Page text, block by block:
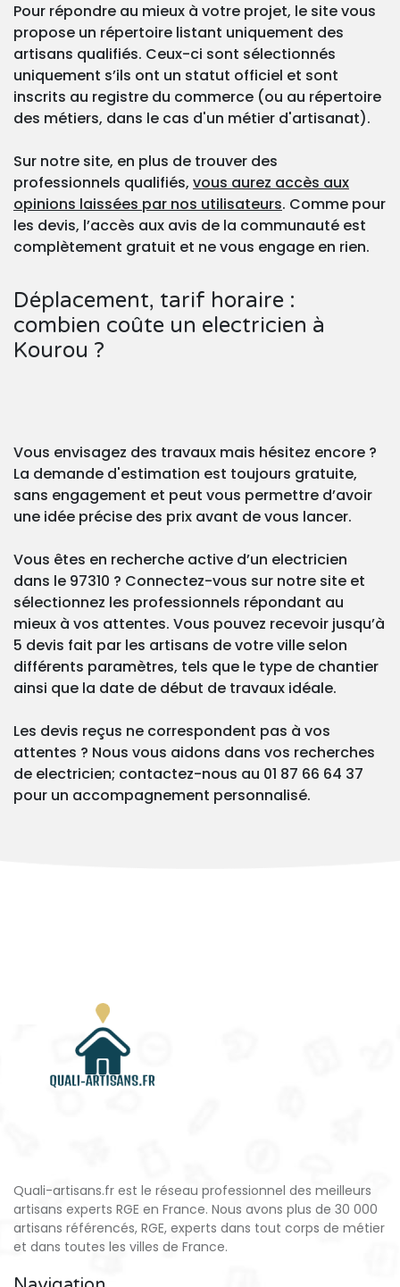
Pour répondre au mieux à votre projet, le site vous
propose un répertoire listant uniquement des
artisans qualifiés. Ceux-ci sont sélectionnés
uniquement s’ils ont un statut officiel et sont
inscrits au registre du commerce (ou au répertoire
des métiers, dans le cas d'un métier d'artisanat).
Sur notre site, en plus de trouver des
professionnels qualifiés, vous aurez accès aux
opinions laissées par nos utilisateurs. Comme pour
les devis, l’accès aux avis de la communauté est
complètement gratuit et ne vous engage en rien.
Déplacement, tarif horaire :
combien coûte un electricien à
Kourou ?
Vous envisagez des travaux mais hésitez encore ?
La demande d'estimation est toujours gratuite,
sans engagement et peut vous permettre d’avoir
une idée précise des prix avant de vous lancer.
Vous êtes en recherche active d’un electricien
dans le 97310 ? Connectez-vous sur notre site et
sélectionnez les professionnels répondant au
mieux à vos attentes. Vous pouvez recevoir jusqu’à
5 devis fait par les artisans de votre ville selon
différents paramètres, tels que le type de chantier
ainsi que la date de début de travaux idéale.
Les devis reçus ne correspondent pas à vos
attentes ? Nous vous aidons dans vos recherches
de electricien; contactez-nous au 01 87 66 64 37
pour un accompagnement personnalisé.
Quali-artisans.fr est le réseau professionnel des meilleurs
artisans experts RGE en France. Nous avons plus de 30 000
artisans référencés, RGE, experts dans tout corps de métier
et dans toutes les villes de France.